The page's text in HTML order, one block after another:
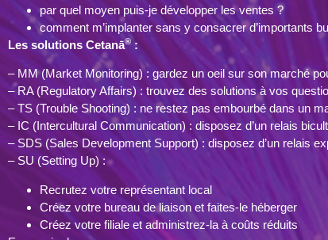
par quel moyen puis-je développer les ventes ?
comment m’implanter sans y consacrer d’importants
Les solutions Cetanā® :
– MM (Market Monitoring) : gardez un oeil sur son marché
– RA (Regulatory Affairs) : trouvez des solutions à vos
– TS (Trouble Shooting) : ne restez pas embourbé dans un
– IC (Intercultural Communication) : disposez d’un relais
– SDS (Sales Development Support) : disposez d’un relais
– SU (Setting Up) :
Recrutez votre représentant local
Créez votre bureau de liaison et faites-le héberger
Créez votre filiale et administrez-la à coûts réduits